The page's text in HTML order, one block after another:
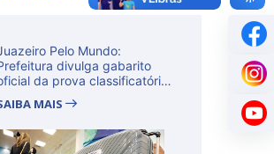
Pelo Mundo:
divulga gabarito
da prova classificatória
MAIS